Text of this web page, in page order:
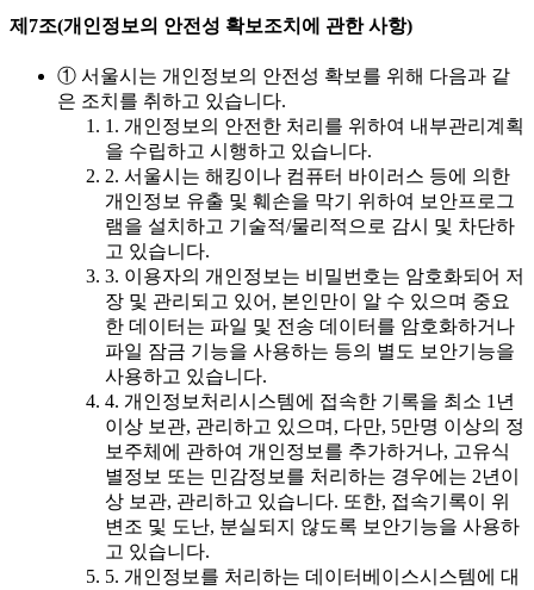
제7조(개인정보의 안전성 확보조치에 관한 사항)
① 서울시는 개인정보의 안전성 확보를 위해 다음과 같
은 조치를 취하고 있습니다.
1. 개인정보의 안전한 처리를 위하여 내부관리계획
을 수립하고 시행하고 있습니다.
2. 서울시는 해킹이나 컴퓨터 바이러스 등에 의한
개인정보 유출 및 훼손을 막기 위하여 보안프로그
램을 설치하고 기술적/물리적으로 감시 및 차단하
고 있습니다.
3. 이용자의 개인정보는 비밀번호는 암호화되어 저
장 및 관리되고 있어, 본인만이 알 수 있으며 중요
한 데이터는 파일 및 전송 데이터를 암호화하거나
파일 잠금 기능을 사용하는 등의 별도 보안기능을
사용하고 있습니다.
4. 개인정보처리시스템에 접속한 기록을 최소 1년
이상 보관, 관리하고 있으며, 다만, 5만명 이상의 정
보주체에 관하여 개인정보를 추가하거나, 고유식
별정보 또는 민감정보를 처리하는 경우에는 2년이
상 보관, 관리하고 있습니다. 또한, 접속기록이 위
변조 및 도난, 분실되지 않도록 보안기능을 사용하
고 있습니다.
5. 개인정보를 처리하는 데이터베이스시스템에 대